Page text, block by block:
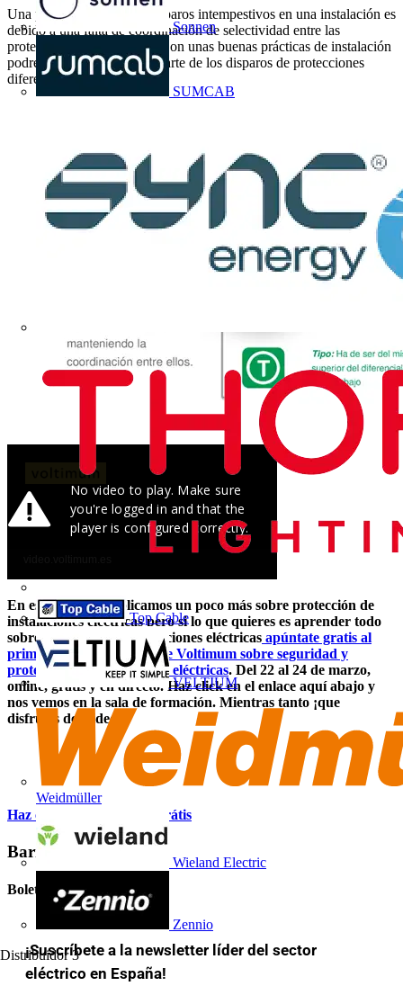
Sonnen
SUMCAB
Top Cable
VELTIUM
Weidmüller
Wieland Electric
Zennio
Distribuidor 3
Una parte importante de disparos intempestivos en una instalación es
debido a una falta de coordinación de selectividad entre las
protecciones diferenciales. Con unas buenas prácticas de instalación
podremos solucionar gran parte de los disparos de protecciones
diferenciales.
En este vídeo te explicamos un poco más sobre protección de
instalaciones eléctricas pero si lo que quieres es aprender todo
sobre seguridad en instalaciones eléctricas apúntate gratis al
primer Curso Avanzado de Voltimum sobre seguridad y
protección de instalaciones eléctricas. Del 22 al 24 de marzo,
online, gratis y en directo. Haz click en el enlace aquí abajo y
nos vemos en la sala de formación. Mientras tanto ¡que
disfrutes del video!
Haz clic aqui y apúntate grátis
Barra lateral
Boletín informativo
¡Suscríbete a la newsletter líder del sector
eléctrico en España!